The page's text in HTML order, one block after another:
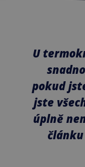
U
pokud
jste
úplně